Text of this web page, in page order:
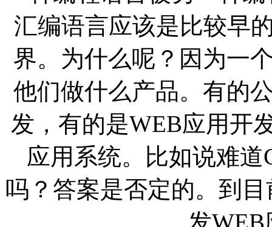
汇编语言应该是比较早
界。为什么呢？因为一
他们做什么产品。有的
发，有的是WEB应用开
应用系统。比如说难
吗？答案是否定的。到